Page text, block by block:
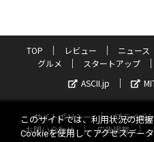
TOP レビュー ニュース
グルメ
スタートアップ
ASCII.jp
サイトポリシー プライバ
お問い合わせ
広告掲載
このサイトでは、利用状況の把
Cookieを使用してアクセスデー